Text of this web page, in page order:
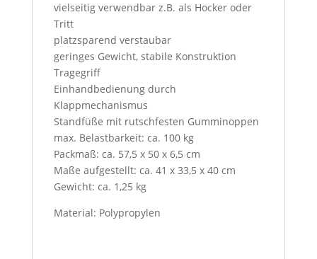
vielseitig verwendbar z.B. als Hocker oder
Tritt
platzsparend verstaubar
geringes Gewicht, stabile Konstruktion
Tragegriff
Einhandbedienung durch
Klappmechanismus
Standfüße mit rutschfesten Gumminoppen
max. Belastbarkeit: ca. 100 kg
Packmaß: ca. 57,5 x 50 x 6,5 cm
Maße aufgestellt: ca. 41 x 33,5 x 40 cm
Gewicht: ca. 1,25 kg
Material: Polypropylen